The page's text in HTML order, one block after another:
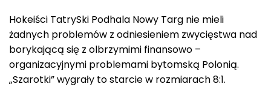
Hokeiści TatrySki Podhala Nowy Targ nie mieli
żadnych problemów z odniesieniem zwycięstwa nad
borykającą się z olbrzymimi finansowo –
organizacyjnymi problemami bytomską Polonią.
„Szarotki” wygrały to starcie w rozmiarach 8:1.